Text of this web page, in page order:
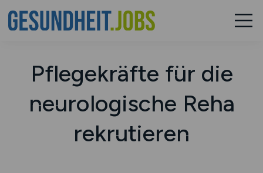
Pflegekräfte für die
neurologische Reha
rekrutieren